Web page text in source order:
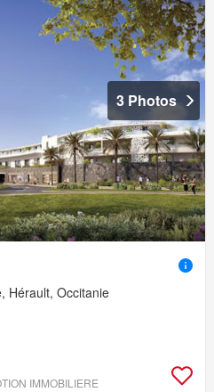
3 Photos
Hérault, Occitanie
IMMOBILIERE